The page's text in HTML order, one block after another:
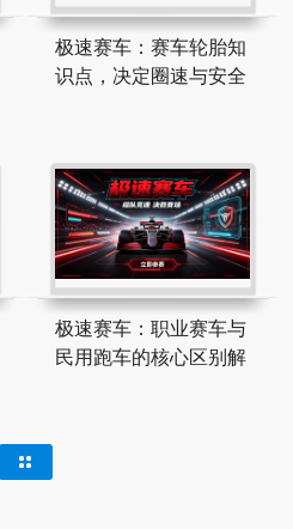
极速赛车：赛车轮胎知
识点，决定圈速与安全
极速赛车：职业赛车与
民用跑车的核心区别解